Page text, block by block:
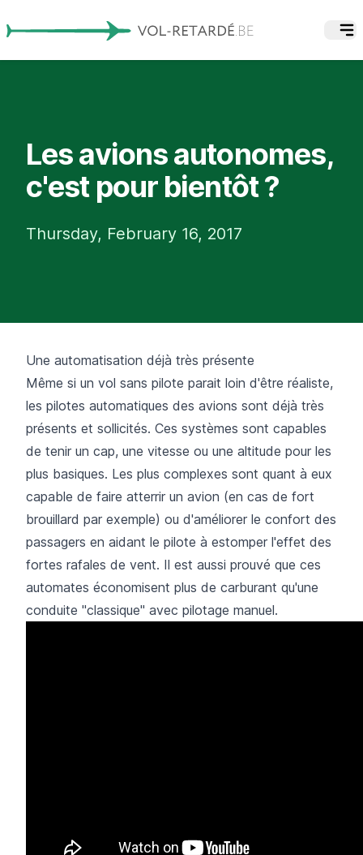
Les avions autonomes,
c'est pour bientôt ?
Thursday, February 16, 2017
Une automatisation déjà très présente
Même si un vol sans pilote parait loin d'être réaliste,
les pilotes automatiques des avions sont déjà très
présents et sollicités. Ces systèmes sont capables
de tenir un cap, une vitesse ou une altitude pour les
plus basiques. Les plus complexes sont quant à eux
capable de faire atterrir un avion (en cas de fort
brouillard par exemple) ou d'améliorer le confort des
passagers en aidant le pilote à estomper l'effet des
fortes rafales de vent. Il est aussi prouvé que ces
automates économisent plus de carburant qu'une
conduite "classique" avec pilotage manuel.